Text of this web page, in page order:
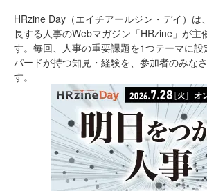
HRzine Day（エイチアールジン・デイ）は
長する人事のWebマガジン「HRzine」が主
す。毎回、人事の重要課題を1つテーマに設
パードが持つ知見・経験を、参加者のみな
す。